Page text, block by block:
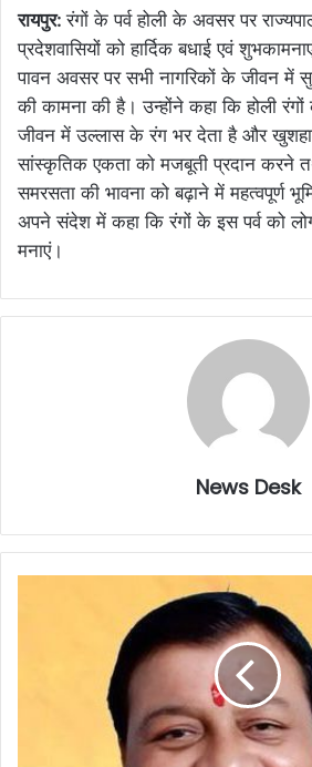
रायपुर:रंगों के पर्व होली के अवसर पर
प्रदेशवासियों को हार्दिक बधाई एवं
पावन अवसर पर सभी नागरिकों के जीवन में
की कामना की है। उन्होंने कहा कि होली रंगों
जीवन में उल्लास के रंग भर देता है और
सांस्कृतिक एकता को मजबूती प्रदान करने
समरसता की भावना को बढ़ाने में महत्वपूर्ण
अपने संदेश में कहा कि रंगों के इस पर्व को
मनाएं।
News Desk